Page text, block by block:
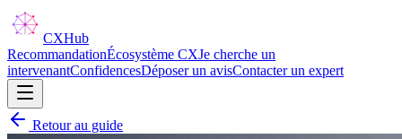
CXHub
RecommandationÉcosystème CXJe cherche un
intervenantConfidencesDéposer un avisContacter un expert
Retour au guide